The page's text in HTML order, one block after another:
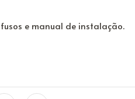
e manual de instalação.